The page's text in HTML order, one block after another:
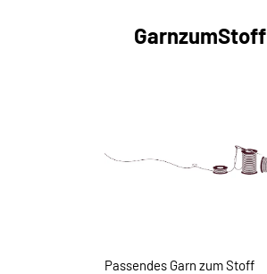
GarnzumStoff
Passendes Garn zum Stoff